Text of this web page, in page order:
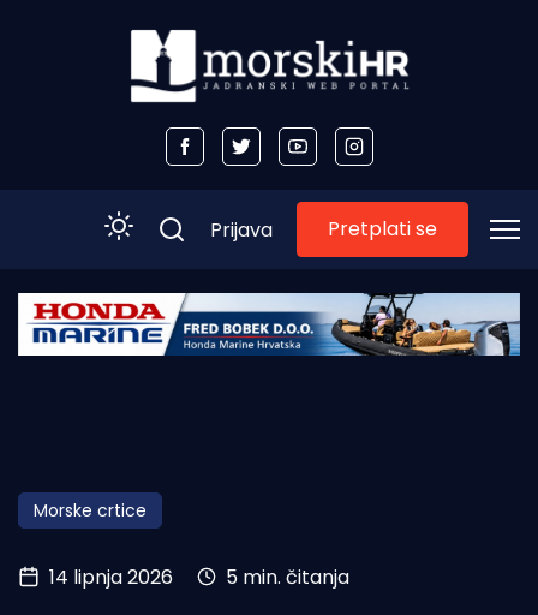
Početna
Obala
Otoci
Turizam i nautika
Prijava Pretplati se
Morske crtice
14 lipnja 2026 5 min. čitanja